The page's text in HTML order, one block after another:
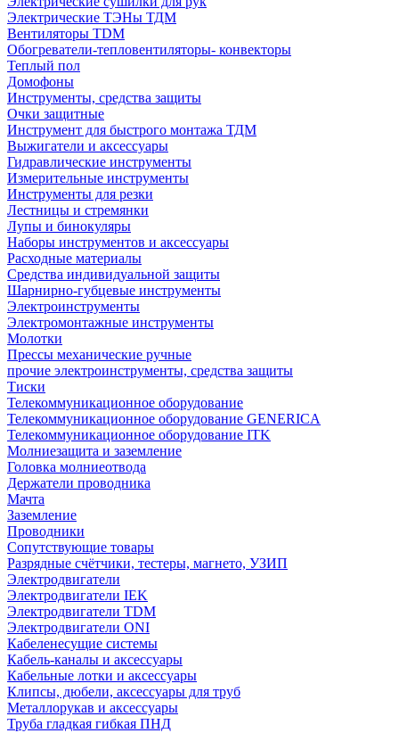
Электрические ТЭНы ТДМ
Вентиляторы TDM
Обогреватели-тепловентиляторы- конвекторы
Теплый пол
Домофоны
Инструменты, средства защиты
Очки защитные
Инструмент для быстрого монтажа ТДМ
Выжигатели и аксессуары
Гидравлические инструменты
Измерительные инструменты
Инструменты для резки
Лестницы и стремянки
Лупы и бинокуляры
Наборы инструментов и аксессуары
Расходные материалы
Средства индивидуальной защиты
Шарнирно-губцевые инструменты
Электроинструменты
Электромонтажные инструменты
Молотки
Прессы механические ручные
прочие электроинструменты, средства защиты
Тиски
Телекоммуникационное оборудование
Телекоммуникационное оборудование GENERICA
Телекоммуникационное оборудование ITK
Молниезащита и заземление
Головка молниеотвода
Держатели проводника
Мачта
Заземление
Проводники
Сопутствующие товары
Разрядные счётчики, тестеры, магнето, УЗИП
Электродвигатели
Электродвигатели IEK
Электродвигатели TDM
Электродвигатели ONI
Кабеленесущие системы
Кабель-каналы и аксессуары
Кабельные лотки и аксессуары
Клипсы, дюбели, аксессуары для труб
Металлорукав и аксессуары
Труба гладкая гибкая ПНД